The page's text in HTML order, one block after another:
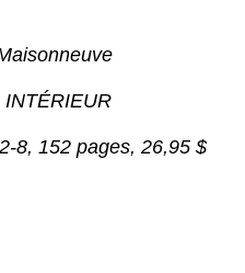
INTÉRIEUR
8, 152 pages, 26,95 $